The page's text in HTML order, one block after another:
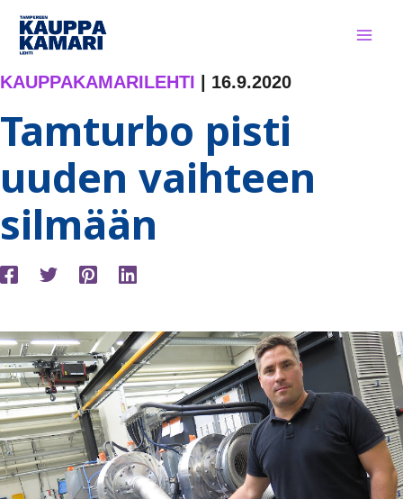
Siirry
sisältöön
KAUPPAKAMARILEHTI 16.9.2020
Tamturbo pisti
uuden vaihteen
silmään